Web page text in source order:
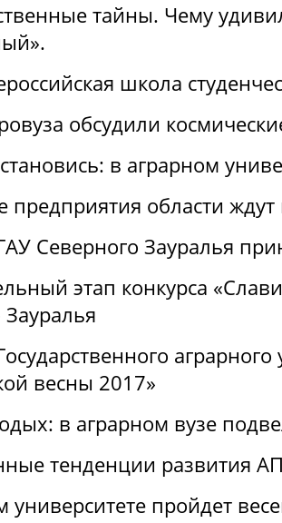
тайны. Чему
школа
обсудили
в аграрном
предприятия области ждут
Северного Зауралья
этап конкурса
весны 2017»
в аграрном вузе
тенденции развития
университете пройдет